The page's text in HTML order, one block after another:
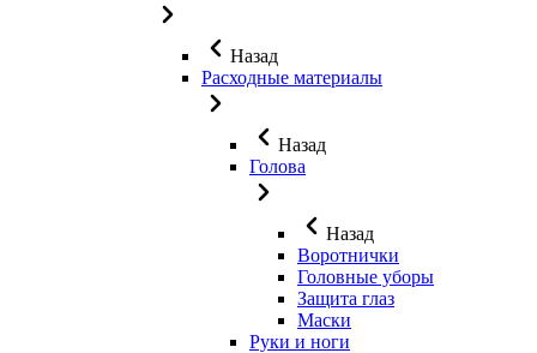
Назад
Расходные материалы
Назад
Голова
Назад
Воротнички
Головные уборы
Защита глаз
Маски
Руки и ноги